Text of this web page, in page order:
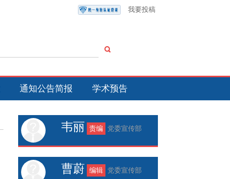
我要投稿
通知公告简报 学术预告
韦丽 责编 党委宣传部
曹蔚 编辑 党委宣传部